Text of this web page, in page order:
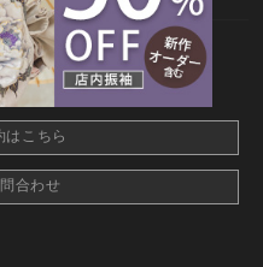
はこちら
合わせ